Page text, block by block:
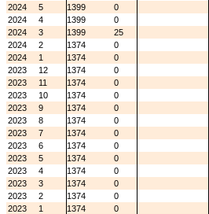
2024
5 1399
0
2024
4 1399
0
2024
3 1399
25
2024
2 1374
0
2024
1 1374
0
2023
12 1374
0
2023
11 1374
0
2023
10 1374
0
2023
9 1374
0
2023
8 1374
0
2023
7 1374
0
2023
6 1374
0
2023
5 1374
0
2023
4 1374
0
2023
3 1374
0
2023
2 1374
0
2023
1 1374
0